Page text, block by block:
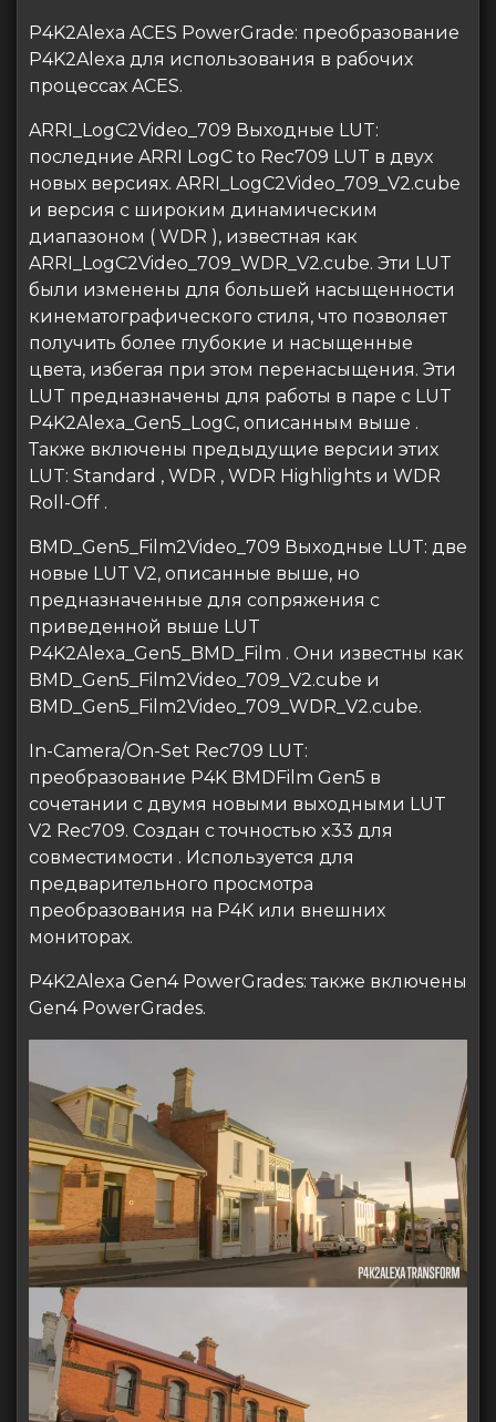
P4K2Alexa ACES PowerGrade: преобразование
P4K2Alexa для использования в рабочих
процессах ACES.
ARRI_LogC2Video_709 Выходные LUT:
последние ARRI LogC to Rec709 LUT в двух
новых версиях. ARRI_LogC2Video_709_V2.cube
и версия с широким динамическим
диапазоном ( WDR ), известная как
ARRI_LogC2Video_709_WDR_V2.cube. Эти LUT
были изменены для большей насыщенности
кинематографического стиля, что позволяет
получить более глубокие и насыщенные
цвета, избегая при этом перенасыщения. Эти
LUT предназначены для работы в паре с LUT
P4K2Alexa_Gen5_LogC, описанным выше .
Также включены предыдущие версии этих
LUT: Standard , WDR , WDR Highlights и WDR
Roll-Off .
BMD_Gen5_Film2Video_709 Выходные LUT: две
новые LUT V2, описанные выше, но
предназначенные для сопряжения с
приведенной выше LUT
P4K2Alexa_Gen5_BMD_Film . Они известны как
BMD_Gen5_Film2Video_709_V2.cube и
BMD_Gen5_Film2Video_709_WDR_V2.cube.
In-Camera/On-Set Rec709 LUT:
преобразование P4K BMDFilm Gen5 в
сочетании с двумя новыми выходными LUT
V2 Rec709. Создан с точностью x33 для
совместимости . Используется для
предварительного просмотра
преобразования на P4K или внешних
мониторах.
P4K2Alexa Gen4 PowerGrades: также включены
Gen4 PowerGrades.